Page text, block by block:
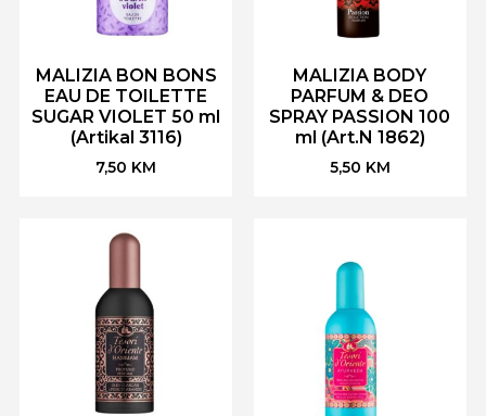
MALIZIA BON BONS
EAU DE TOILETTE
SUGAR VIOLET 50 ml
(Artikal 3116)
7,50 KM
MALIZIA BODY
PARFUM & DEO
SPRAY PASSION 100
ml (Art.N 1862)
5,50 KM